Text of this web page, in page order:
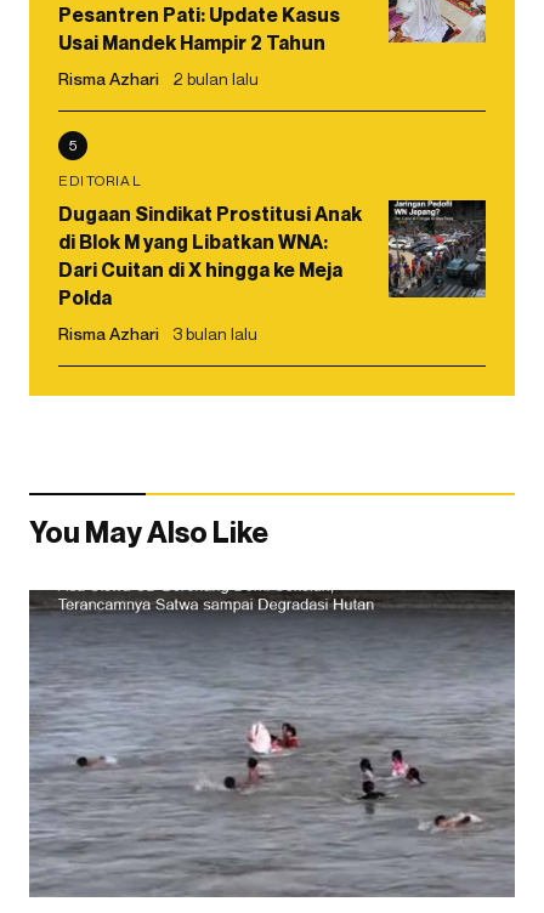
Pesantren Pati: Update Kasus
Usai Mandek Hampir 2 Tahun
Risma Azhari 2 bulan lalu
5
EDITORIAL
Dugaan Sindikat Prostitusi Anak
di Blok M yang Libatkan WNA:
Dari Cuitan di X hingga ke Meja
Polda
Risma Azhari 3 bulan lalu
You May Also Like